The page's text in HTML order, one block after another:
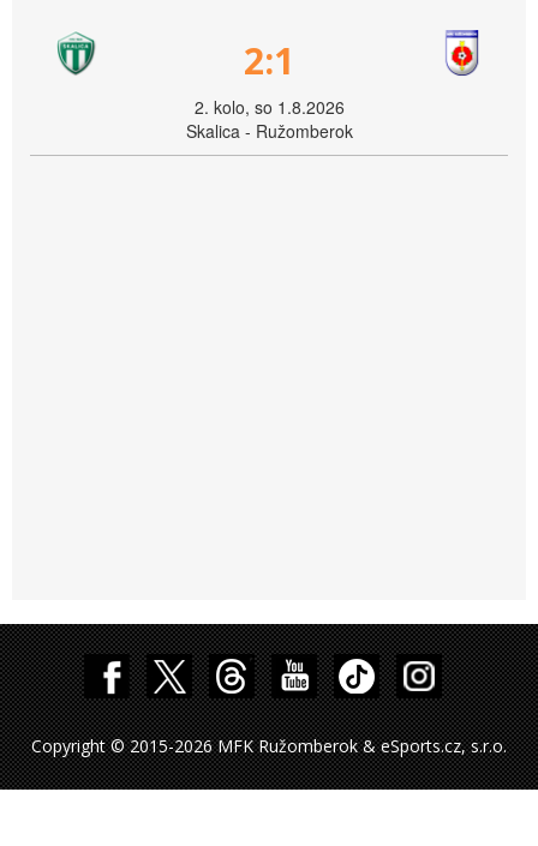
2:1
2. kolo, so 1.8.2026
Skalica - Ružomberok
Copyright © 2015-2026 MFK Ružomberok & eSports.cz, s.r.o.